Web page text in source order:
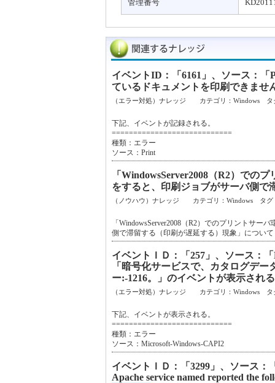
管理番号
イベントID：「6161」、ソース：
ているドキュメントを印刷できませ
（エラー対処）ナレッジ カテゴリ：Windows タ
下記、イベントが記録される。
============================
種類：エラー
ソース：Print
「WindowsServer2008（R2）での
をすると、印刷ジョブがサーバ側で
（ノウハウ）ナレッジ カテゴリ：Windows タグ
「WindowsServer2008（R2）でのプリントサ
側で滞留する（印刷が遅延する）現象」について
イベントＩＤ：「257」、ソース：
「暗号化サービスで、カタログデ
ー:-1216。」のイベントが表示され
（エラー対処）ナレッジ カテゴリ：Windows タ
下記、イベントが表示される。
============================
種類：エラー
ソース：Microsoft-Windows-CAPI2
イベントＩＤ：「3299」、ソース
Apache service named reported the